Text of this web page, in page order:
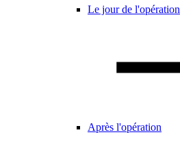
Le jour de l'opération
Après l'opération